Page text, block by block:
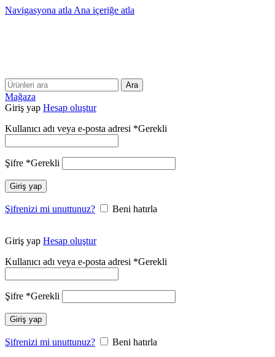
Navigasyona atla Ana içeriğe atla
Ara
Mağaza
Giriş yap Hesap oluştur
Kullanıcı adı veya e-posta adresi *Gerekli
Şifre *Gerekli
Giriş yap
Şifrenizi mi unuttunuz? Beni hatırla
Giriş yap Hesap oluştur
Kullanıcı adı veya e-posta adresi *Gerekli
Şifre *Gerekli
Giriş yap
Şifrenizi mi unuttunuz?
Beni hatırla